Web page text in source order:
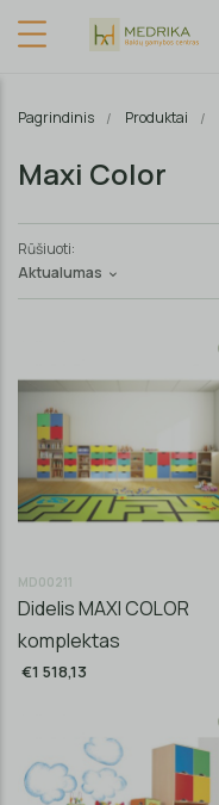
Pagrindinis Produktai
Maxi Color
Rūšiuoti:
Aktualumas
MD00211
Didelis MAXI COLOR
komplektas
€1 518,13